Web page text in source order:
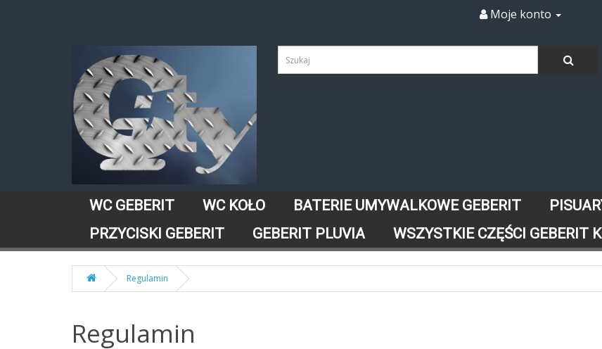
Moje konto
WC GEBERIT WC KOŁO BATERIE UMYWALKOWE GEBERIT
PRZYCISKI GEBERIT
GEBERIT PLUVIA WSZYSTKIE CZĘŚCI GEBERIT
Regulamin
Regulamin